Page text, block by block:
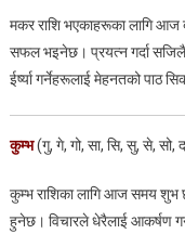
मकर राशि भएकाहरूका लागि आज
सफल भइनेछ। प्रयत्न गर्दा सजिलै
ईर्ष्या गर्नेहरूलाई मेहनतको पाठ
कुम्भ(गु, गे, गो, सा, सि, सु, से, सो,
कुम्भ राशिका लागि आज समय शुभ
हुनेछ। विचारले धेरैलाई आकर्षण